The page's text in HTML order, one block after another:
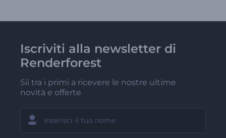
Iscriviti alla newsletter di
Renderforest
Sii tra i primi a ricevere le nostre ultime
novità e offerte